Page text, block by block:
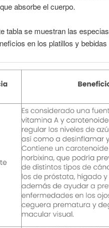
absorbe el cuerpo.
tabla se muestran las
en los platillos y